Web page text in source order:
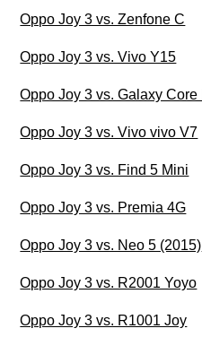
Oppo Joy 3 vs. Zenfone C
Oppo Joy 3 vs. Vivo Y15
Oppo Joy 3 vs. Galaxy Core II
Oppo Joy 3 vs. Vivo vivo V7
Oppo Joy 3 vs. Find 5 Mini
Oppo Joy 3 vs. Premia 4G
Oppo Joy 3 vs. Neo 5 (2015)
Oppo Joy 3 vs. R2001 Yoyo
Oppo Joy 3 vs. R1001 Joy